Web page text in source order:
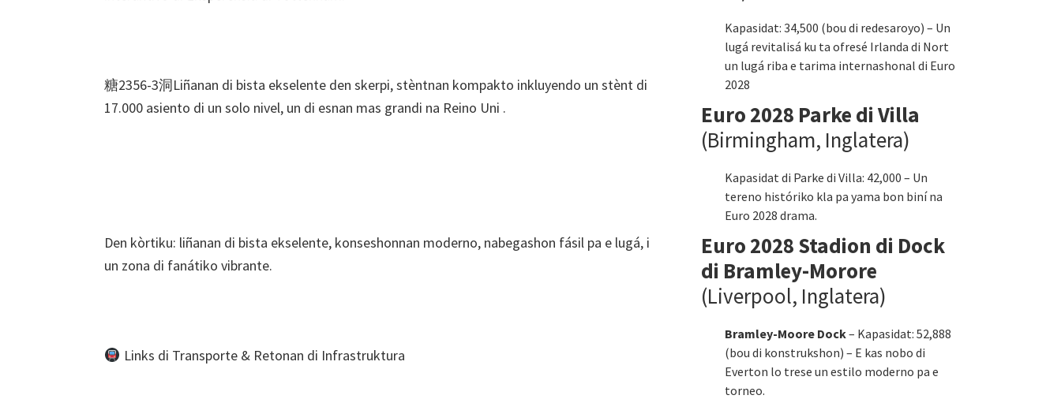
糖2356-3洞Liñanan di bista ekselente den skerpi, stèntnan kompakto inkluyendo un stènt di
17.000 asiento di un solo nivel, un di esnan mas grandi na Reino Uni .
Den kòrtiku: liñanan di bista ekselente, konseshonnan moderno, nabegashon fásil pa e lugá, i
un zona di fanátiko vibrante.
Links di Transporte & Retonan di Infrastruktura
Kapasidat: 34,500 (bou di redesaroyo) – Un
lugá revitalisá ku ta ofresé Irlanda di Nort
un lugá riba e tarima internashonal di Euro
2028
Euro 2028 Parke di Villa
(Birmingham, Inglatera)
Kapasidat di Parke di Villa: 42,000 – Un
tereno históriko kla pa yama bon biní na
Euro 2028 drama.
Euro 2028 Stadion di Dock
di Bramley-Morore
(Liverpool, Inglatera)
Bramley-Moore Dock– Kapasidat: 52,888
(bou di konstrukshon) – E kas nobo di
Everton lo trese un estilo moderno pa e
torneo.